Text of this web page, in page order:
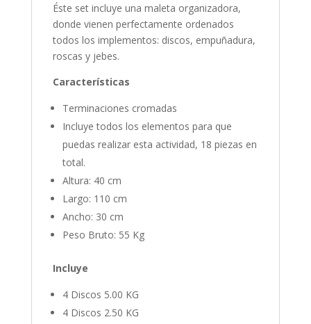
Éste set incluye una maleta organizadora,
donde vienen perfectamente ordenados
todos los implementos: discos, empuñadura,
roscas y jebes.
Características
Terminaciones cromadas
Incluye todos los elementos para que
puedas realizar esta actividad, 18 piezas en
total.
Altura: 40 cm
Largo: 110 cm
Ancho: 30 cm
Peso Bruto: 55 Kg
Incluye
4 Discos 5.00 KG
4 Discos 2.50 KG